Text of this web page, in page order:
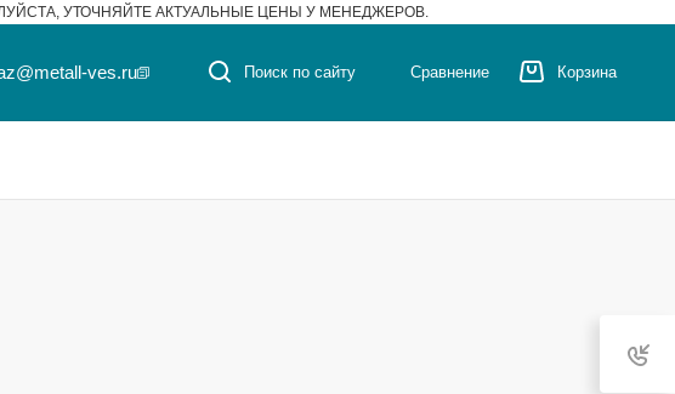
УТОЧНЯЙТЕ АКТУАЛЬНЫЕ ЦЕНЫ У МЕНЕДЖЕРОВ.
ves.ru Поиск по сайту Сравнение Корзина